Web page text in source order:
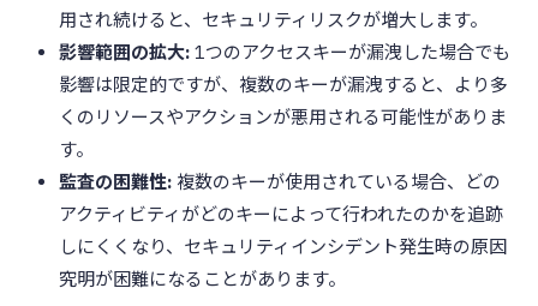
用され続けると、セキュリティリスクが増大します。
影響範囲の拡大:1つのアクセスキーが漏洩した場合でも
影響は限定的ですが、複数のキーが漏洩すると、より多
くのリソースやアクションが悪用される可能性がありま
す。
監査の困難性:複数のキーが使用されている場合、どの
アクティビティがどのキーによって行われたのかを追跡
しにくくなり、セキュリティインシデント発生時の原因
究明が困難になることがあります。